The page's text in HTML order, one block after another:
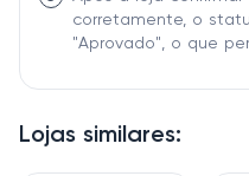
Lojas similares:
corretamente, o
"Aprovado", o que